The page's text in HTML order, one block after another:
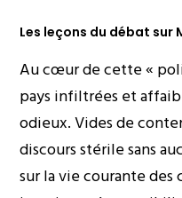
Les leçons du débat sur
Au cœur de cette «
pays infiltrées et
odieux. Vides de
discours stérile sans
sur la vie courante